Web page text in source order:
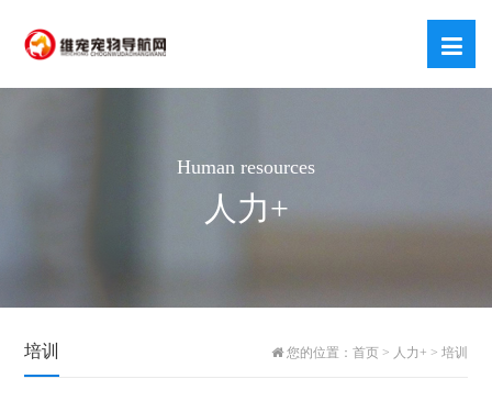
Human resources
人力+
培训 您的位置： 首页> 人力+ > 培训